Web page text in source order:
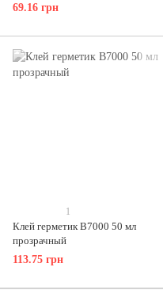
69.16 грн
1
Клей герметик B7000 50 мл
прозрачный
113.75 грн